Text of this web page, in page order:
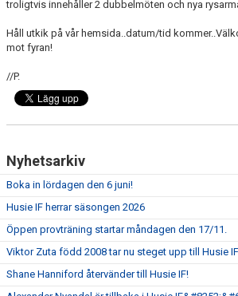
troligtvis innehåller 2 dubbelmöten och nya
Håll utkik på vår hemsida..datum/tid
mot fyran!
//P.
Nyhetsarkiv
Boka in lördagen den 6 juni!
Husie IF herrar säsongen 2026
Öppen provträning startar måndagen den 17/11.
Viktor Zuta född 2008 tar nu steget upp till Husie
Shane Hanniford återvänder till Husie IF!